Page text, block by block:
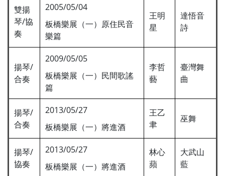
雙揚
琴/協
奏
2005/05/04
板橋樂展（一）原住民音
樂篇
王明
星
達悟音
詩
揚琴/
合奏
2009/05/05
板橋樂展（一）民間歌謠
篇
李哲
藝
臺灣舞
曲
揚琴/
合奏
2013/05/27
板橋樂展（一）將進酒
王乙
聿
巫舞
揚琴/
協奏
2013/05/27
板橋樂展（一）將進酒
林心
蘋
大武山
藍